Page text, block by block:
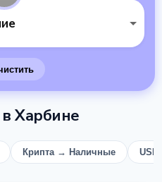
Харбине
Крипта → Наличные